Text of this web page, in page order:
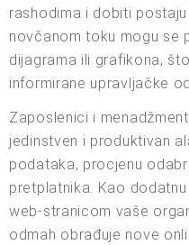
rashodima i dobiti
novčanom toku mogu se
dijagrama ili grafikona,
informirane upravljačke
Zaposlenici i
jedinstven i produktivan
podataka, procjenu
pretplatnika. Kao
web-stranicom vaše
odmah obrađuje nove